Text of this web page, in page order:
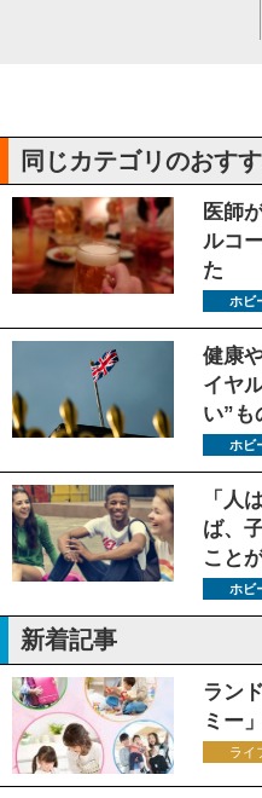
同じカテゴリのおす
医師
ルコ
た
ホビ
健康
イヤ
い”も
ホビ
「人
ば、
こと
ホビ
新着記事
ラン
ミー
ライ